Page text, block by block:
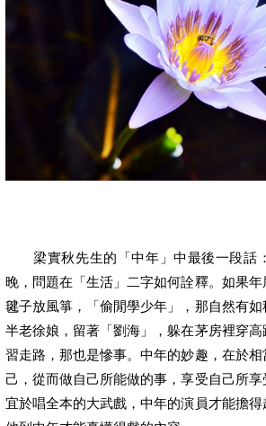
梁實秋先生的「中年」中最後一段話
晚，問題在「生活」二字如何詮釋。如果
毽子放風箏，「偷閒學少年」，那自然有如
半老徐娘，留著「劉海」，躲在茅房裡穿
習走路，那也是慘事。中年的妙趣，在於
己，從而做自己所能做的事，享受自己所
宜於唱全本的大武戲，中年的演員才能擔